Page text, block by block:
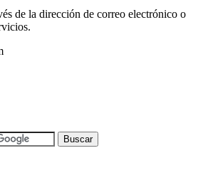
de la dirección de correo electrónico o